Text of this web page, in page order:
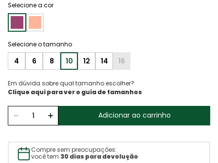
Selecione a cor
4 6 8 10 12 14 16
Em dúvida sobre qual tamanho escolher?
Adicionar ao carrinho
Compre sem preocupações:
você tem 30 dias para devolução